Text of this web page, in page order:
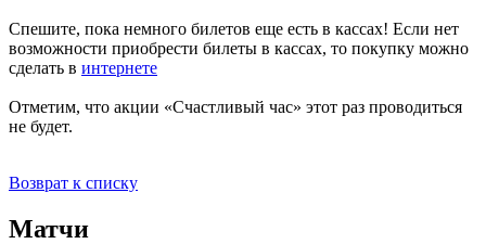
Спешите, пока немного билетов еще есть в кассах! Если нет
возможности приобрести билеты в кассах, то покупку можно
сделать в интернете
Отметим, что акции «Счастливый час» этот раз проводиться
не будет.
Возврат к списку
Матчи